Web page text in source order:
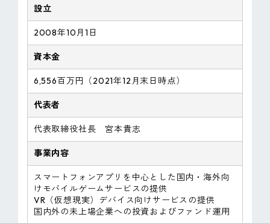
設立
2008年10月1日
資本金
6,556百万円（2021年12月末日時点）
代表者
代表取締役社長 宮本貴志
事業内容
スマートフォンアプリを中心とした国内・海外向
けモバイルゲームサービスの提供
VR（仮想現実）デバイス向けサービスの提供
国内外の未上場企業への投資およびファンド運用